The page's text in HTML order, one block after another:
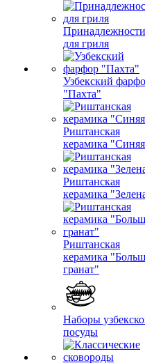
Принадлежности
для гриля
Узбекский
"Пахта"
Риштанская
керамика
Риштанская
керамика
Риштанская
керамика
гранат"
Наборы
посуды